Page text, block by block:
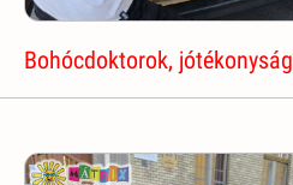
Bohócdoktorok,